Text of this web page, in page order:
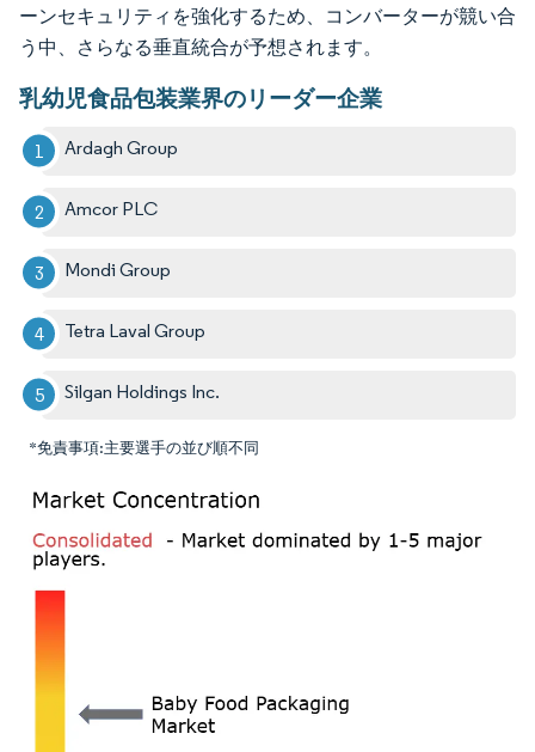
ーンセキュリティを強化するため、コンバーターが競い合
う中、さらなる垂直統合が予想されます。
乳幼児食品包装業界のリーダー企業
Ardagh Group
Amcor PLC
Mondi Group
Tetra Laval Group
Silgan Holdings Inc.
*免責事項:主要選手の並び順不同